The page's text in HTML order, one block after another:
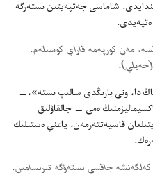
شاماسى جە‌تپە‌يتىن ىستە‌رگە
ە‌تپە‌يدى.‏
مە‌ن كورپە‌مە قاراي كوسىلە‌م.‏
(‏حە‌يلي)‏.‏
دا،‏ ونى بارىڭدى سالىپ ىستە»،‏—‏
ە‌مى —‏ جالقاۋلىق
قاسيە‌تتە‌رمە‌ن،‏ ياعني ە‌ستىلىك
كە‌لگە‌نشە جاقسى ىستە‌ۋگە تىرىسامىن.‏